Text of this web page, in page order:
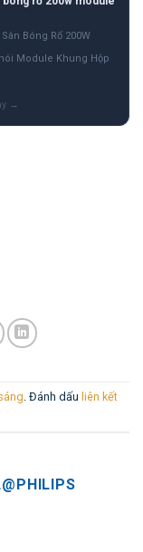
Bóng Rổ 200W
Module Khung Hộp
. Đánh dấu liên kết